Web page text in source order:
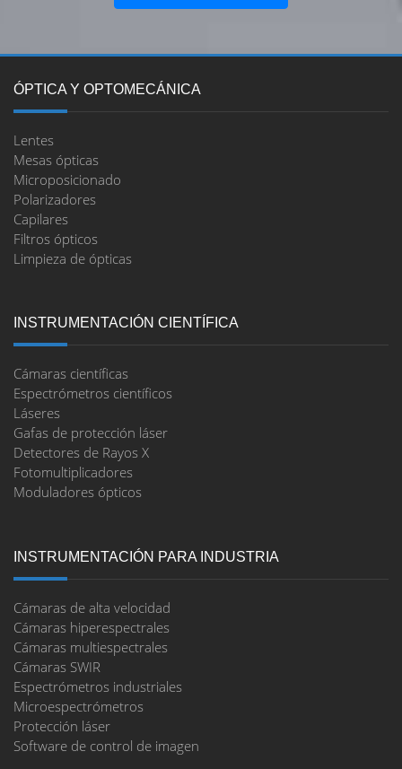
ÓPTICA Y OPTOMECÁNICA
Lentes
Mesas ópticas
Microposicionado
Polarizadores
Capilares
Filtros ópticos
Limpieza de ópticas
INSTRUMENTACIÓN CIENTÍFICA
Cámaras científicas
Espectrómetros científicos
Láseres
Gafas de protección láser
Detectores de Rayos X
Fotomultiplicadores
Moduladores ópticos
INSTRUMENTACIÓN PARA INDUSTRIA
Cámaras de alta velocidad
Cámaras hiperespectrales
Cámaras multiespectrales
Cámaras SWIR
Espectrómetros industriales
Microespectrómetros
Protección láser
Software de control de imagen